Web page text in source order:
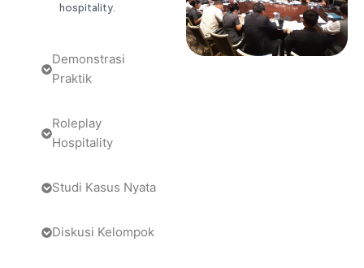
hospitality.
Demonstrasi
Praktik
Roleplay
Hospitality
Studi Kasus Nyata
Diskusi Kelompok